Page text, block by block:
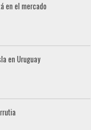
en el mercado
en Uruguay